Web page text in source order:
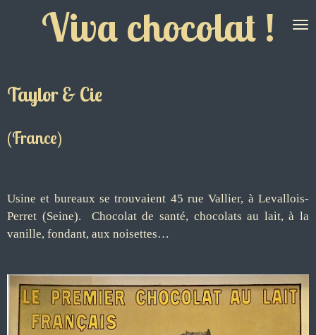
PasserViva chocolat !
Taylor & Cie
(France)
Usine et bureaux se trouvaient 45 rue Vallier, à Levallois-
Perret (Seine). Chocolat de santé, chocolats au lait, à la
vanille, fondant, aux noisettes…